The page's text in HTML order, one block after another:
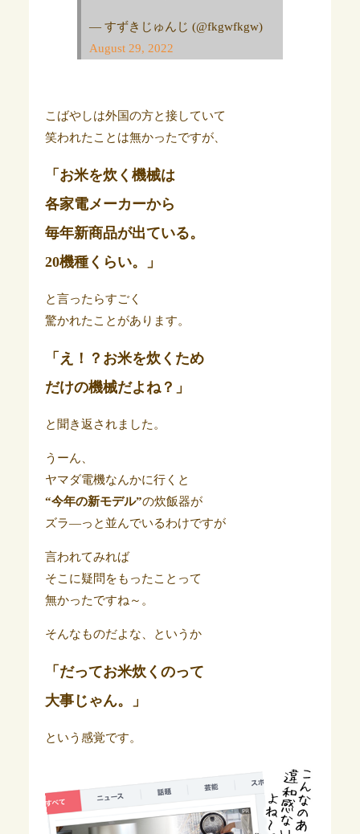
— すずきじゅんじ (@fkgwfkgw)
August 29, 2022
こばやしは外国の方と接していて
笑われたことは無かったですが、
「お米を炊く機械は
各家電メーカーから
毎年新商品が出ている。
20機種くらい。」
と言ったらすごく
驚かれたことがあります。
「え！？お米を炊くため
だけの機械だよね？」
と聞き返されました。
うーん、
ヤマダ電機なんかに行くと
“今年の新モデル”の炊飯器が
ズラ―っと並んでいるわけですが
言われてみれば
そこに疑問をもったことって
無かったですね～。
そんなものだよな、というか
「だってお米炊くのって
大事じゃん。」
という感覚です。